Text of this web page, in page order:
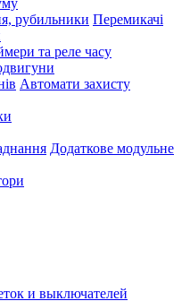
Перемикачі
та реле часу
Автомати захисту
Додаткове модульне